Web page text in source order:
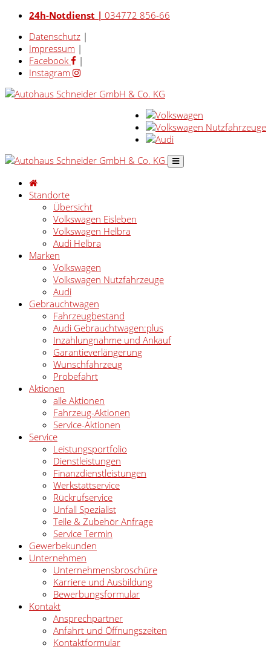
24h-Notdienst | 034772 856-66
Datenschutz |
Impressum |
Facebook
|
Instagram
Standorte
Übersicht
Volkswagen Eisleben
Volkswagen Helbra
Audi Helbra
Marken
Volkswagen
Volkswagen Nutzfahrzeuge
Audi
Gebrauchtwagen
Fahrzeugbestand
Audi Gebrauchtwagen:plus
Inzahlungnahme und Ankauf
Garantieverlängerung
Wunschfahrzeug
Probefahrt
Aktionen
alle Aktionen
Fahrzeug-Aktionen
Service-Aktionen
Service
Leistungsportfolio
Dienstleistungen
Finanzdienstleistungen
Werkstattservice
Rückrufservice
Unfall Spezialist
Teile & Zubehör Anfrage
Service Termin
Gewerbekunden
Unternehmen
Unternehmensbroschüre
Karriere und Ausbildung
Bewerbungsformular
Kontakt
Ansprechpartner
Anfahrt und Öffnungszeiten
Kontaktformular